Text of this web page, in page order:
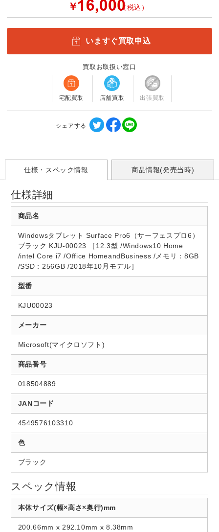
￥ （税込）
いますぐ買取申込
買取お取扱い窓口
宅配買取 店舗買取 出張買取
シェアする
仕様・スペック情報 商品情報(発売当時)
仕様詳細
商品名
Windowsタブレット Surface Pro6（サーフェスプロ6）
ブラック KJU-00023 ［12.3型 /Windows10 Home
/intel Core i7 /Office HomeandBusiness /メモリ：8GB
/SSD：256GB /2018年10月モデル］
型番
KJU00023
メーカー
Microsoft(マイクロソフト)
商品番号
018504889
JANコード
4549576103310
色
ブラック
スペック情報
本体サイズ(幅×高さ×奥行)mm
200.66mm x 292.10mm x 8.38mm